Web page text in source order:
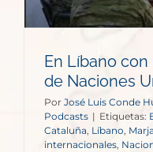
En Líbano
de Naciones
Por José Luis Conde
Podcasts | Etiquetas:
Cataluña, Líbano,
internacionales,